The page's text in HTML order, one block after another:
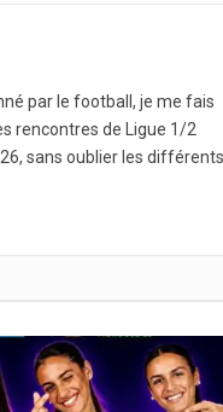
par le football, je me fais
rencontres de Ligue 1/2
sans oublier les différents